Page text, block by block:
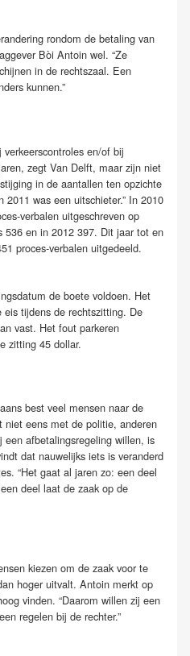
rondom de betaling van
Bòi Antoin wel. “Ze
in de rechtszaal. Een
kunnen.”
en/of bij
zegt Van Delft, maar zijn niet
in de aantallen ten opzichte
was een uitschieter.” In 2010
verbalen uitgeschreven op
536 en in 2012 397. Dit jaar tot en
proces-verbalen uitgedeeld.
de boete voldoen. Het
tijdens de rechtszitting. De
vast. Het fout parkeren
zitting 45 dollar.
best veel mensen naar de
eens met de politie, anderen
een afbetalingsregeling willen, is
dat nauwelijks iets is veranderd
“Het gaat al jaren zo: een deel
deel laat de zaak op de
kiezen om de zaak voor te
hoger uitvalt. Antoin merkt op
vinden. “Daarom willen zij een
regelen bij de rechter.”